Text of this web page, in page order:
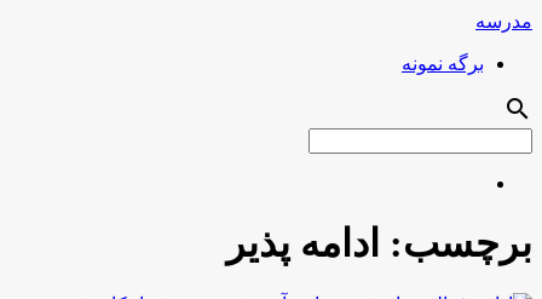
مدرسه
برگه نمونه
search
برچسب: ادامه پذیر